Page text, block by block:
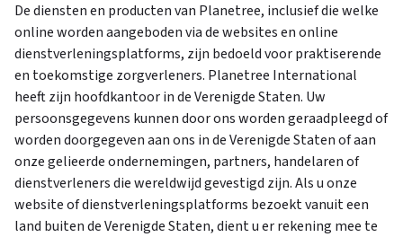
De diensten en producten van Planetree, inclusief die welke
online worden aangeboden via de websites en online
dienstverleningsplatforms, zijn bedoeld voor praktiserende
en toekomstige zorgverleners. Planetree International
heeft zijn hoofdkantoor in de Verenigde Staten. Uw
persoonsgegevens kunnen door ons worden geraadpleegd of
worden doorgegeven aan ons in de Verenigde Staten of aan
onze gelieerde ondernemingen, partners, handelaren of
dienstverleners die wereldwijd gevestigd zijn. Als u onze
website of dienstverleningsplatforms bezoekt vanuit een
land buiten de Verenigde Staten, dient u er rekening mee te